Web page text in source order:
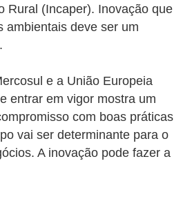
Rural (Incaper). Inovação que
ambientais deve ser um
e a União Europeia
entrar em vigor mostra um
com boas práticas
vai ser determinante para o
A inovação pode fazer a